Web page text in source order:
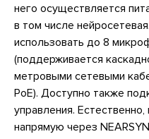
него осуществляется
в том числе
использовать до 8
(поддерживается
метровыми сетевыми
PoE). Доступно также
управления.
напрямую через